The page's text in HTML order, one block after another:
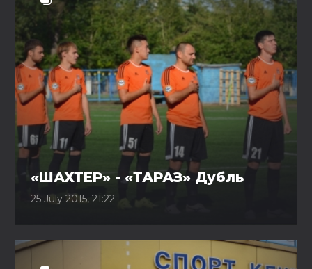
«ШАХТЕР» - «ТАРАЗ» Дубль
25 July 2015, 21:22